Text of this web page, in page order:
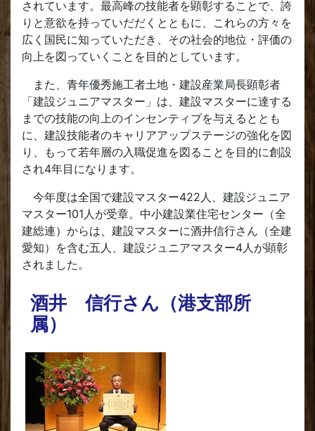
されています。最高峰の技能者を顕彰することで、誇
りと意欲を持っていだだくとともに、これらの方々を
広く国民に知っていただき、その社会的地位・評価の
向上を図っていくことを目的としています。
また、青年優秀施工者土地・建設産業局長顕彰者
「建設ジュニアマスター」は、建設マスターに達する
までの技能の向上のインセンティブを与えるととも
に、建設技能者のキャリアアップステージの強化を図
り、もって若年層の入職促進を図ることを目的に創設
され4年目になります。
今年度は全国で建設マスター422人、建設ジュニア
マスター101人が受章。中小建設業住宅センター（全
建総連）からは、建設マスターに酒井信行さん（全建
愛知）を含む五人、建設ジュニアマスター4人が顕彰
されました。
酒井 信行さん（港支部所
属）